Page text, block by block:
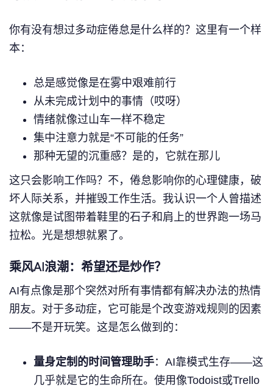
你有没有想过多动症倦怠是什么样的？这里有一个样
本：
总是感觉像是在雾中艰难前行
从未完成计划中的事情（哎呀）
情绪就像过山车一样不稳定
集中注意力就是“不可能的任务”
那种无望的沉重感？是的，它就在那儿
这只会影响工作吗？不，倦怠影响你的心理健康，破
坏人际关系，并摧毁工作生活。我认识一个人曾描述
这就像是试图带着鞋里的石子和肩上的世界跑一场马
拉松。光是想想就累了。
乘风AI浪潮：希望还是炒作？
AI有点像是那个突然对所有事情都有解决办法的热情
朋友。对于多动症，它可能是个改变游戏规则的因素
——不是开玩笑。这是怎么做到的：
量身定制的时间管理助手：AI靠模式生存——这
几乎就是它的生命所在。使用像Todoist或Trello